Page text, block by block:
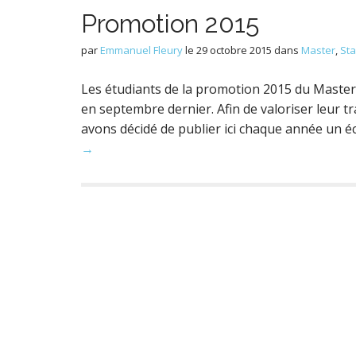
Promotion 2015
par Emmanuel Fleuryle 29 octobre 2015 dans Master,
Les étudiants de la promotion 2015 du
en septembre dernier. Afin de valoriser leur
avons décidé de publier ici chaque année un
→